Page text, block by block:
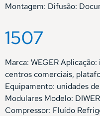
Montagem: Difusão:
1507
Marca: WEGER
centros comerciais,
Equipamento: unidades
Modulares Modelo:
Compressor: Fluído